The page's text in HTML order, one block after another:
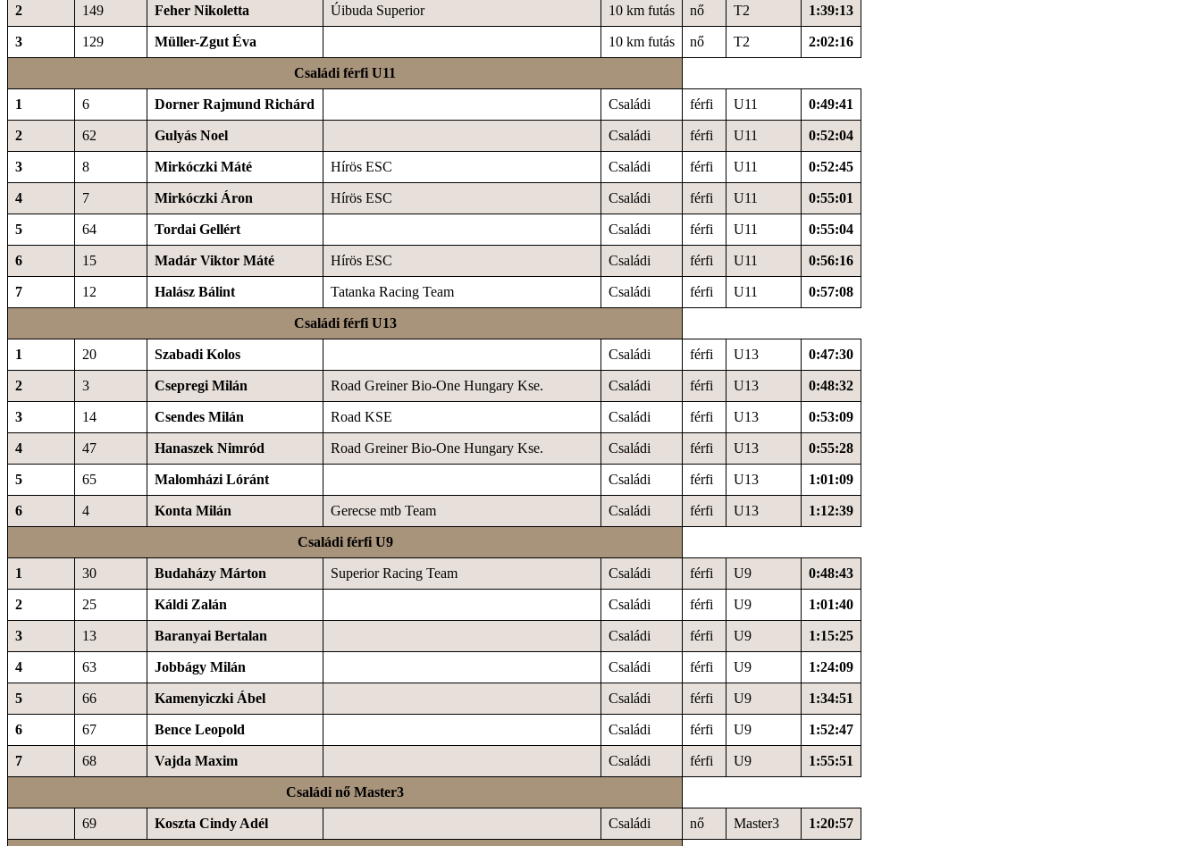
2 149 Feher Nikoletta Úibuda Superior 10 km futás nő T2 1:39:13
3 129 Müller-Zgut Éva 10 km futás nő T2 2:02:16
Családi férfi U11
1 6 Dorner Rajmund Richárd Családi férfi U11 0:49:41
2 62 Gulyás Noel Családi férfi U11 0:52:04
3 8 Mirkóczki Máté Hírös ESC Családi férfi U11 0:52:45
4 7 Mirkóczki Áron Hírös ESC Családi férfi U11 0:55:01
5 64 Tordai Gellért Családi férfi U11 0:55:04
6 15 Madár Viktor Máté Hírös ESC Családi férfi U11 0:56:16
7 12 Halász Bálint Tatanka Racing Team Családi férfi U11 0:57:08
Családi férfi U13
1 20 Szabadi Kolos Családi férfi U13 0:47:30
2 3 Csepregi Milán Road Greiner Bio-One Hungary Kse. Családi férfi U13 0:48:32
3 14 Csendes Milán Road KSE Családi férfi U13 0:53:09
4 47 Hanaszek Nimród Road Greiner Bio-One Hungary Kse. Családi férfi U13 0:55:28
5 65 Malomházi Lóránt Családi férfi U13 1:01:09
6 4 Konta Milán Gerecse mtb Team Családi férfi U13 1:12:39
Családi férfi U9
1 30 Budaházy Márton Superior Racing Team Családi férfi U9 0:48:43
2 25 Káldi Zalán Családi férfi U9 1:01:40
3 13 Baranyai Bertalan Családi férfi U9 1:15:25
4 63 Jobbágy Milán Családi férfi U9 1:24:09
5 66 Kamenyiczki Ábel Családi férfi U9 1:34:51
6 67 Bence Leopold Családi férfi U9 1:52:47
7 68 Vajda Maxim Családi férfi U9 1:55:51
Családi nő Master3
69 Koszta Cindy Adél Családi nő Master3 1:20:57